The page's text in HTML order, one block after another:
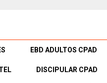
EBD ADULTOS CPAD
DISCIPULAR CPAD